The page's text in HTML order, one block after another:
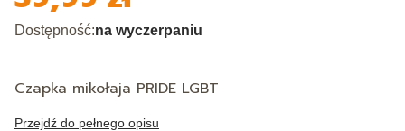
Dostępność:na wyczerpaniu
Czapka mikołaja PRIDE LGBT
Przejdź do pełnego opisu